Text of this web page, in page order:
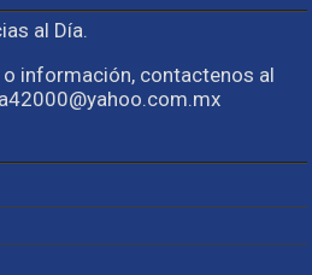
al Día.
información, contactenos al